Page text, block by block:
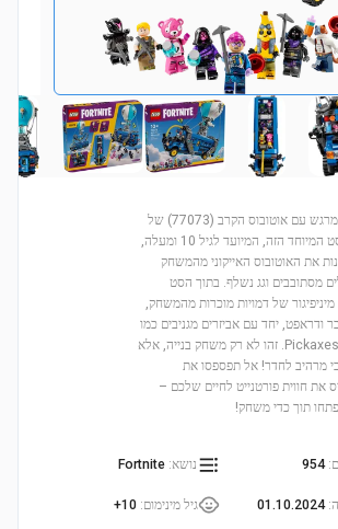
הצטרפו לקרב המרגש עם אוטובוס הקרב (77073) של
לגו פורטנייט! הסט המיוחד הזה, המיועד לגיל 10 ומעלה,
את האוטובוס האייקוני מהמשחק
מסתובבים וגג נשלף. בתוך הסט
דמויות מיניפיגור של דמויות מוכרות מהמשחק,
ודראפט, יחד עם אביזרים מגניבים כמו
Slurp Juice ו-Pickaxes. זהו לא רק משחק בנייה, אלא
מרהיב לחדר! אל תפספסו את
את חווית פורטנייט לחיים שלכם –
תוך כדי משחק!
:
954 נושא:
Fortnite
:
01.10.2024 גיל מינימום:
10+